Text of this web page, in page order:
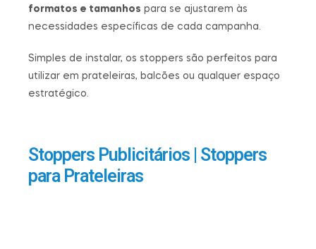
formatos e tamanhos para se ajustarem às
necessidades específicas de cada campanha.
Simples de instalar, os stoppers são perfeitos para
utilizar em prateleiras, balcões ou qualquer espaço
estratégico.
Stoppers Publicitários | Stoppers
para Prateleiras